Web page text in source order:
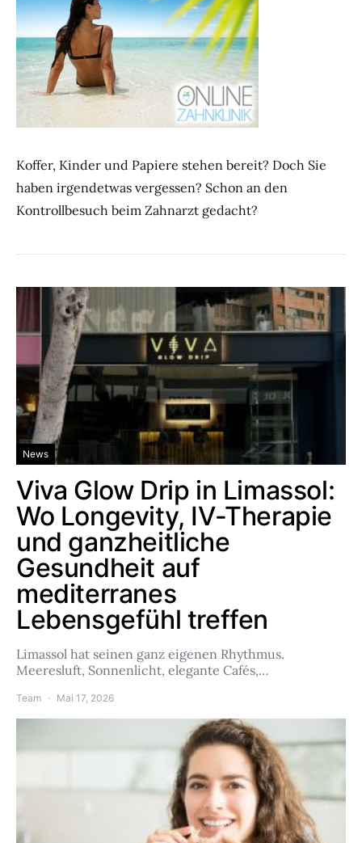
Koffer, Kinder und Papiere stehen bereit? Doch Sie
haben irgendetwas vergessen? Schon an den
Kontrollbesuch beim Zahnarzt gedacht?
News
Viva Glow Drip in Limassol:
Wo Longevity, IV-Therapie
und ganzheitliche
Gesundheit auf
mediterranes
Lebensgefühl treffen
Limassol hat seinen ganz eigenen Rhythmus.
Meeresluft, Sonnenlicht, elegante Cafés,…
Team Mai 17, 2026